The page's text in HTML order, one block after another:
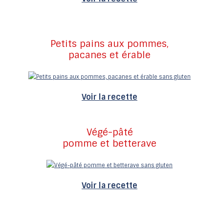
Petits pains aux pommes,
pacanes et érable
Voir la recette
Végé-pâté
pomme et betterave
Voir la recette